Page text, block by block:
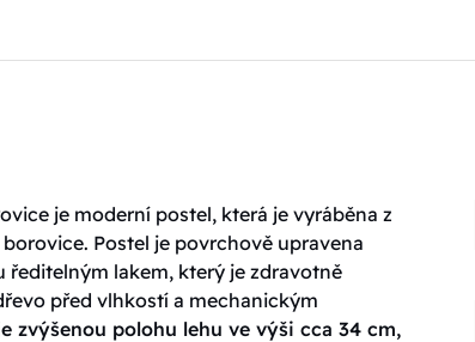
je moderní postel, která je vyráběna z
Postel je povrchově upravena
lakem, který je zdravotně
před vlhkostí a mechanickým
zvýšenou polohu lehu ve výši cca 34 cm,